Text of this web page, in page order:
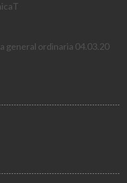
general ordinaria 04.03.20